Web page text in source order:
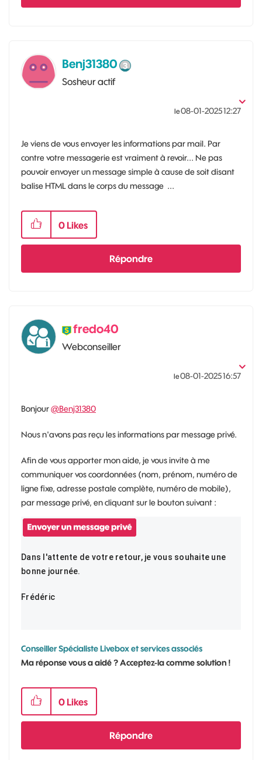
Benj31380
Sosheur actif
le‎08-01-202512:27
Je viens de vous envoyer les informations par mail. Par
contre votre messagerie est vraiment à revoir... Ne pas
pouvoir envoyer un message simple à cause de soit disant
balise HTML dans le corps du message ...
0 Likes
Répondre
fredo40
Webconseiller
le‎08-01-202516:57
Bonjour@Benj31380
Nous n'avons pas reçu les informations par message privé.
Afin de vous apporter mon aide, je vous invite à me
communiquer vos coordonnées (nom, prénom, numéro de
ligne fixe, adresse postale complète, numéro de mobile),
par message privé, en cliquant sur le bouton suivant :
Dans l'attente de votre retour, je vous souhaite une
bonne journée.
Frédéric
Conseiller Spécialiste Livebox et services associés
Ma réponse vous a aidé ? Acceptez-la comme solution !
0 Likes
Répondre